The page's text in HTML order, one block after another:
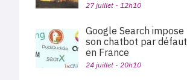
27 juillet - 12h10
Google Search impose
son chatbot par défaut
en France
24 juillet - 20h10